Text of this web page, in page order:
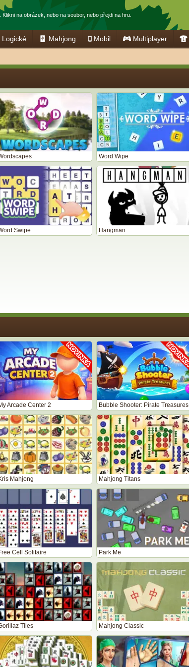
. Klikni na obrázek, nebo na soubor, nebo přejdi na hru.
Logické Mahjong Mobil Multiplayer
Word Wipe
Swipe Hangman
Arcade Center 2 Bubble Shooter: Pirate Treasures
Mahjong Mahjong Titans
Cell Solitaire Park Me
Tiles Mahjong Classic